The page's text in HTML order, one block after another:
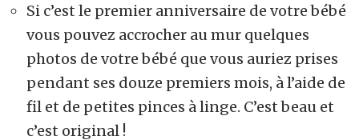
Si c’est le premier anniversaire de votre bébé
vous pouvez accrocher au mur quelques
photos de votre bébé que vous auriez prises
pendant ses douze premiers mois, à l’aide de
fil et de petites pinces à linge. C’est beau et
c’est original !